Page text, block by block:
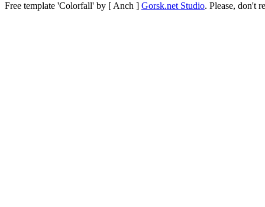
Free template 'Colorfall' by [ Anch ] Gorsk.net Studio. Please, don't